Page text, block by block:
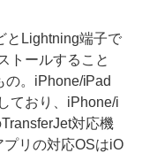
Lightning端子で
トールすること
の。iPhone/iPad
ており、iPhone/i
対応機
リの対応OSはiO